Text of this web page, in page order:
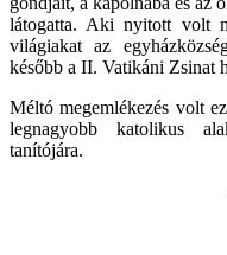
látogatta. Aki nyitott volt
világiakat az
később a II. Vatikáni Zsinat
Méltó megemlékezés volt
legnagyobb katolikus
tanítójára.